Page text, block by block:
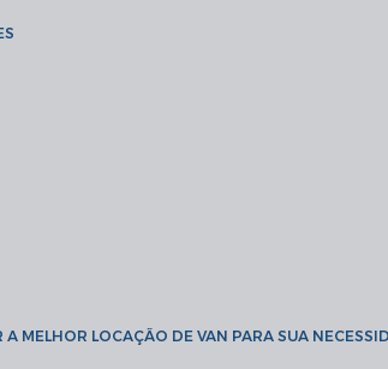
A MELHOR LOCAÇÃO DE VAN PARA SUA